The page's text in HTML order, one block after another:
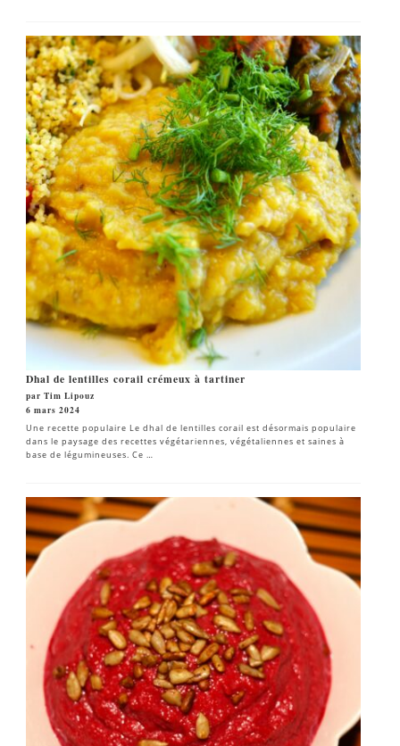
Dhal de lentilles corail crémeux à tartiner
par Tim Lipouz
6 mars 2024
Une recette populaire Le dhal de lentilles corail est désormais populaire
dans le paysage des recettes végétariennes, végétaliennes et saines à
base de légumineuses. Ce …